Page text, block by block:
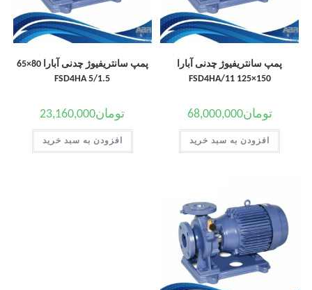
پمپ سانتریفیوژ چدنی آبارا
150×125 FSD4HA/11
تومان68,000,000
افزودن به سبد خرید
پمپ سانتریفیوژ چدنی آبارا 80×65
FSD4HA 5/1.5
تومان23,160,000
افزودن به سبد خرید